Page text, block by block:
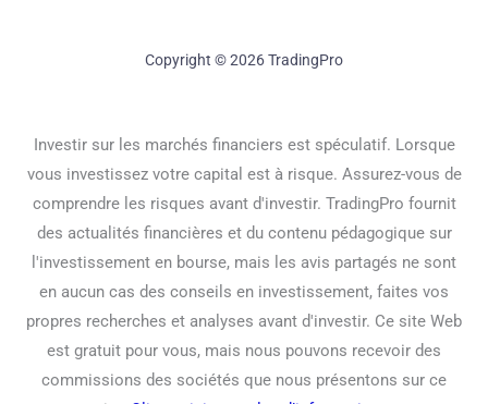
Copyright © 2026 TradingPro
Investir sur les marchés financiers est spéculatif. Lorsque
vous investissez votre capital est à risque. Assurez-vous de
comprendre les risques avant d'investir. TradingPro fournit
des actualités financières et du contenu pédagogique sur
l'investissement en bourse, mais les avis partagés ne sont
en aucun cas des conseils en investissement, faites vos
propres recherches et analyses avant d'investir. Ce site Web
est gratuit pour vous, mais nous pouvons recevoir des
commissions des sociétés que nous présentons sur ce